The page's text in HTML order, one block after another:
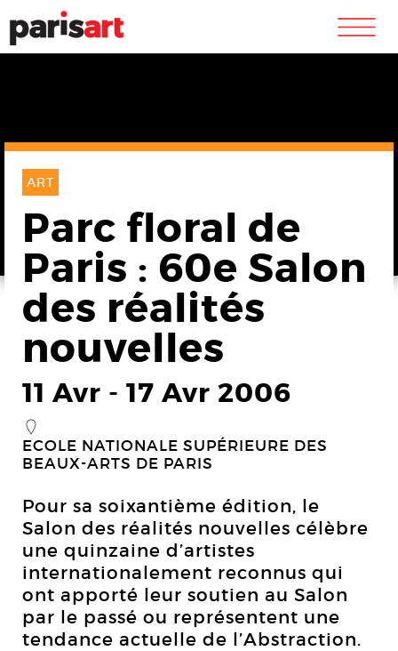
m
ART
Parc floral de
Paris : 60e Salon
des réalités
nouvelles
11 Avr - 17 Avr 2006
_
ECOLE NATIONALE SUPÉRIEURE DES
BEAUX-ARTS DE PARIS
Pour sa soixantième édition, le
Salon des réalités nouvelles célèbre
une quinzaine d’artistes
internationalement reconnus qui
ont apporté leur soutien au Salon
par le passé ou représentent une
tendance actuelle de l’Abstraction.